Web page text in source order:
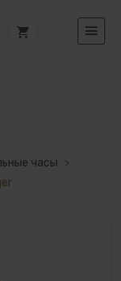
часы >